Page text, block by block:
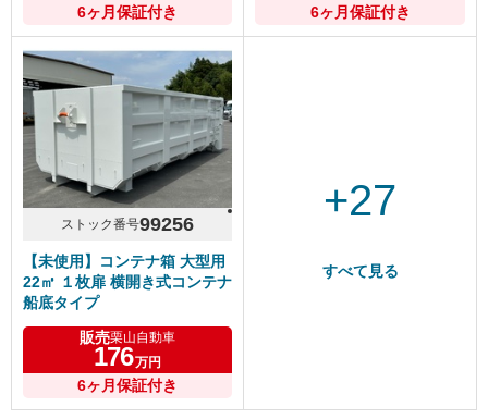
6ヶ月保証付き 6ヶ月保証付き
ストック番号99256
【未使用】コンテナ箱 大型用
22㎥ １枚扉 横開き式コンテナ
船底タイプ
販売栗山自動車
176万円
6ヶ月保証付き
+27
すべて見る